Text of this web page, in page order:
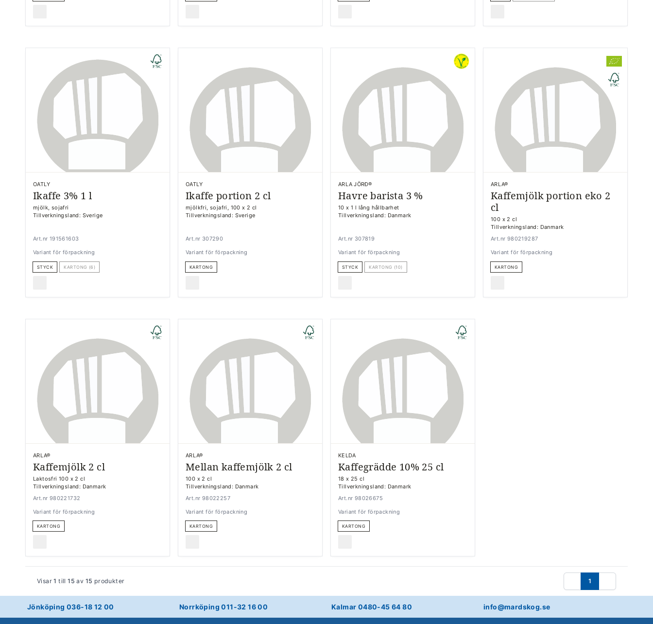
OATLY
Ikaffe 3% 1 l
mjölk, sojafri
Tillverkningsland: Sverige
Art.nr 191561603
Variant för förpackning
STYCK KARTONG (6)
OATLY
Ikaffe portion 2 cl
mjölkfri, sojafri, 100 x 2 cl
Tillverkningsland: Sverige
Art.nr 307290
Variant för förpackning
KARTONG
ARLA JÖRÐ®
Havre barista 3 %
10 x 1 l lång hållbarhet
Tillverkningsland: Danmark
Art.nr 307819
Variant för förpackning
STYCK KARTONG (10)
ARLA®
Kaffemjölk portion eko 2
cl
100 x 2 cl
Tillverkningsland: Danmark
Art.nr 980219287
Variant för förpackning
KARTONG
ARLA®
Kaffemjölk 2 cl
Laktosfri 100 x 2 cl
Tillverkningsland: Danmark
Art.nr 980221732
Variant för förpackning
KARTONG
ARLA®
Mellan kaffemjölk 2 cl
100 x 2 cl
Tillverkningsland: Danmark
Art.nr 98022257
Variant för förpackning
KARTONG
KELDA
Kaffegrädde 10% 25 cl
18 x 25 cl
Tillverkningsland: Danmark
Art.nr 98026675
Variant för förpackning
KARTONG
Visar1 till15 av 15 produkter
Föregående
1
Nästa
Jönköping 036-18 12 00 Norrköping 011-32 16 00 Kalmar 0480-45 64 80 info@mardskog.se